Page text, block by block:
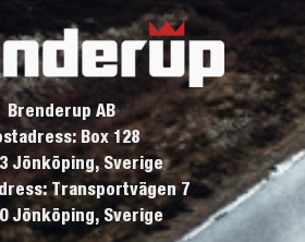
Brenderup AB
Box 128
Jönköping, Sverige
Transportvägen 7
Jönköping, Sverige